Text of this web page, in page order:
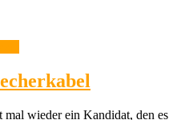
wieder ein Kandidat, den es